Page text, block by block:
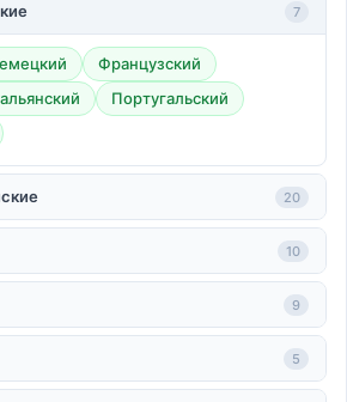
7
Французский
Португальский
20
10
9
5